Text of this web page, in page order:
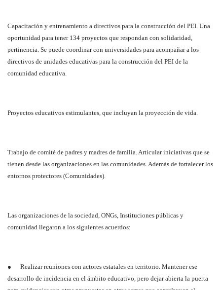
Capacitación y entrenamiento a directivos para la construcción del PEI. Una
oportunidad para tener 134 proyectos que respondan con solidaridad,
pertinencia. Se puede coordinar con universidades para acompañar a los
directivos de unidades educativas para la construcción del PEI de la
comunidad educativa.
Proyectos educativos estimulantes, que incluyan la proyección de vida.
Trabajo de comité de padres y madres de familia. Articular iniciativas que se
tienen desde las organizaciones en las comunidades. Además de fortalecer los
entornos protectores (Comunidades).
Las organizaciones de la sociedad, ONGs, Instituciones públicas y
comunidad llegaron a los siguientes acuerdos:
● Realizar reuniones con actores estatales en territorio. Mantener ese
desarrollo de incidencia en el ámbito educativo, pero dejar abierta la puerta